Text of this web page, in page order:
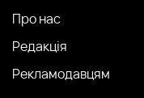
Про нас
Редакція
Рекламодавцям